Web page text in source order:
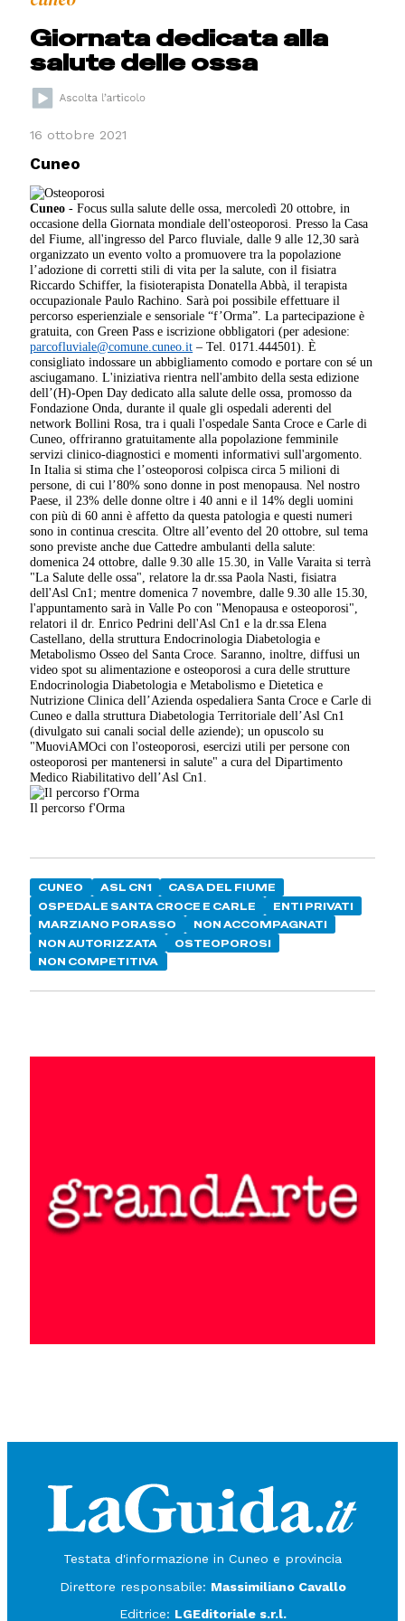
Giornata dedicata alla
salute delle ossa
16 ottobre 2021
Cuneo
Cuneo - Focus sulla salute delle ossa, mercoledì 20 ottobre, in
occasione della Giornata mondiale dell'osteoporosi. Presso la Casa
del Fiume, all'ingresso del Parco fluviale, dalle 9 alle 12,30 sarà
organizzato un evento volto a promuovere tra la popolazione
l’adozione di corretti stili di vita per la salute, con il fisiatra
Riccardo Schiffer, la fisioterapista Donatella Abbà, il terapista
occupazionale Paulo Rachino. Sarà poi possibile effettuare il
percorso esperienziale e sensoriale “f’Orma”. La partecipazione è
gratuita, con Green Pass e iscrizione obbligatori (per adesione:
parcofluviale@comune.cuneo.it – Tel. 0171.444501). È
consigliato indossare un abbigliamento comodo e portare con sé un
asciugamano. L'iniziativa rientra nell'ambito della sesta edizione
dell’(H)-Open Day dedicato alla salute delle ossa, promosso da
Fondazione Onda, durante il quale gli ospedali aderenti del
network Bollini Rosa, tra i quali l'ospedale Santa Croce e Carle di
Cuneo, offriranno gratuitamente alla popolazione femminile
servizi clinico-diagnostici e momenti informativi sull'argomento.
In Italia si stima che l’osteoporosi colpisca circa 5 milioni di
persone, di cui l’80% sono donne in post menopausa. Nel nostro
Paese, il 23% delle donne oltre i 40 anni e il 14% degli uomini
con più di 60 anni è affetto da questa patologia e questi numeri
sono in continua crescita. Oltre all’evento del 20 ottobre, sul tema
sono previste anche due Cattedre ambulanti della salute:
domenica 24 ottobre, dalle 9.30 alle 15.30, in Valle Varaita si terrà
"La Salute delle ossa", relatore la dr.ssa Paola Nasti, fisiatra
dell'Asl Cn1; mentre domenica 7 novembre, dalle 9.30 alle 15.30,
l'appuntamento sarà in Valle Po con "Menopausa e osteoporosi",
relatori il dr. Enrico Pedrini dell'Asl Cn1 e la dr.ssa Elena
Castellano, della struttura Endocrinologia Diabetologia e
Metabolismo Osseo del Santa Croce. Saranno, inoltre, diffusi un
video spot su alimentazione e osteoporosi a cura delle strutture
Endocrinologia Diabetologia e Metabolismo e Dietetica e
Nutrizione Clinica dell’Azienda ospedaliera Santa Croce e Carle di
Cuneo e dalla struttura Diabetologia Territoriale dell’Asl Cn1
(divulgato sui canali social delle aziende); un opuscolo su
"MuoviAMOci con l'osteoporosi, esercizi utili per persone con
osteoporosi per mantenersi in salute" a cura del Dipartimento
Medico Riabilitativo dell’Asl Cn1.
Il percorso f'Orma
CUNEO ASL CN1
CASA DEL FIUME
OSPEDALE SANTA CROCE E CARLE
ENTI PRIVATI
MARZIANO PORASSO
NON ACCOMPAGNATI
NON AUTORIZZATA
OSTEOPOROSI
NON COMPETITIVA
Testata d'informazione in Cuneo e provincia
Direttore responsabile: Massimiliano Cavallo
Editrice: LGEditoriale s.r.l.